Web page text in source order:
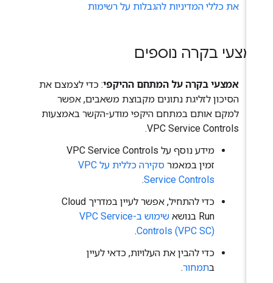
את כללי המדיניות להגבלות על רשימות
בקרה נוספים
אמצעי בקרה על המתחם ההיקפי: כדי לצמצם את
הסיכון לזליגת נתונים מקבוצת משאבים, אפשר
למקם אותם במתחם היקפי מודע-הקשר באמצעות
VPC Service Controls.
מידע נוסף על VPC Service Controls
זמין במאמר
סקירה כללית על VPC
Service Controls
.
כדי להתחיל, אפשר לעיין במדריך Cloud
שימוש ב-VPC Service
Controls (VPC SC)
.
כדי להבין את העלויות, כדאי לעיין
תמחור.